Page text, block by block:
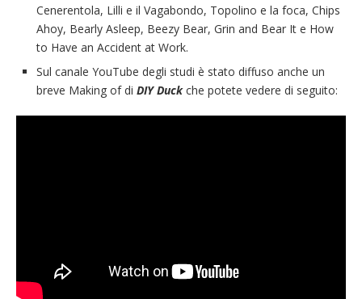
Cenerentola, Lilli e il Vagabondo, Topolino e la foca, Chips
Ahoy, Bearly Asleep, Beezy Bear, Grin and Bear It e How
to Have an Accident at Work.
Sul canale YouTube degli studi è stato diffuso anche un
breve Making of di DIY Duckche potete vedere di seguito: